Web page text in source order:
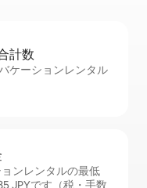
計⁠数
ケーションレンタル
ンレンタルの最低
JPYです（税・手数